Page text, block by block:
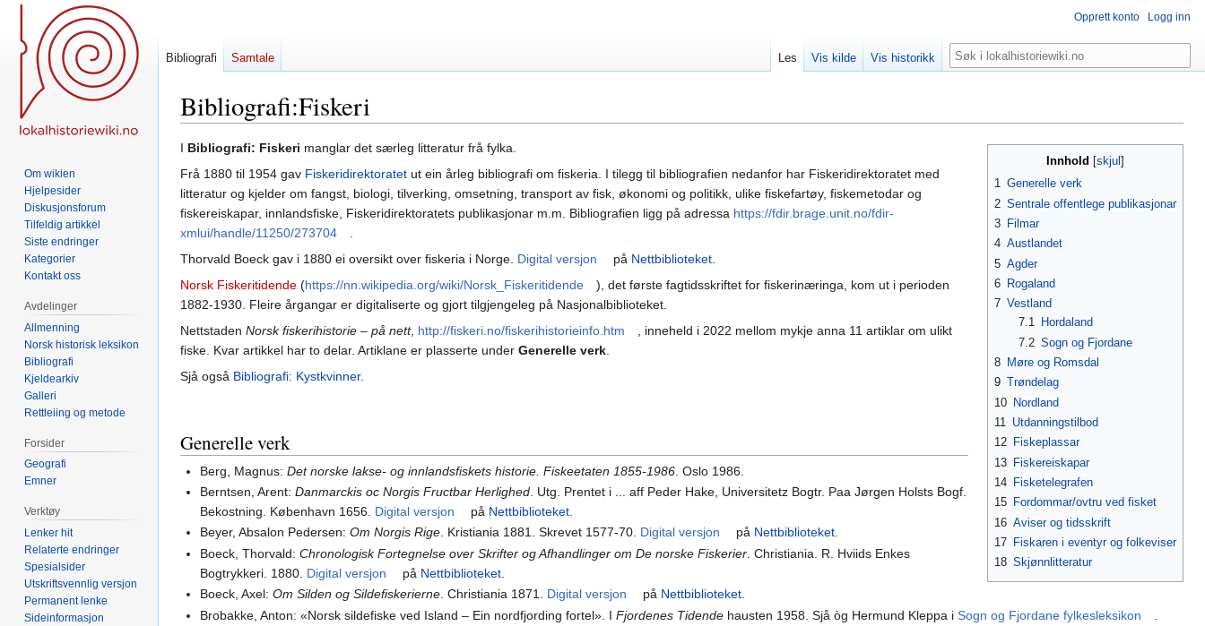
Bibliografi:Fiskeri
Hopp
til
navigering
Hopp
til
søk
Innhold
1 Generelle verk
2 Sentrale offentlege publikasjonar
3 Filmar
4 Austlandet
5 Agder
6 Rogaland
7 Vestland
7.1
Hordaland
7.2 Sogn og Fjordane
8 Møre og Romsdal
9 Trøndelag
10 Nordland
11 Utdanningstilbod
12 Fiskeplassar
13 Fiskereiskapar
14 Fisketelegrafen
15 Fordommar/ovtru ved fisket
16 Aviser og tidsskrift
17 Fiskaren i eventyr og folkeviser
18 Skjønnlitteratur
I Bibliografi: Fiskeri manglar det særleg litteratur frå fylka.
Frå 1880 til 1954 gav Fiskeridirektoratet ut ein årleg bibliografi om fiskeria. I tilegg til bibliografien nedanfor har Fiskeridirektoratet med
litteratur og kjelder om fangst, biologi, tilverking, omsetning, transport av fisk, økonomi og politikk, ulike fiskefartøy, fiskemetodar og
fiskereiskapar, innlandsfiske, Fiskeridirektoratets publikasjonar m.m. Bibliografien ligg på adressa https://fdir.brage.unit.no/fdir-
xmlui/handle/11250/273704
.
Thorvald Boeck gav i 1880 ei oversikt over fiskeria i Norge. Digital versjon på Nettbiblioteket.
Norsk Fiskeritidende (https://nn.wikipedia.org/wiki/Norsk_Fiskeritidende
), det første fagtidsskriftet for fiskerinæringa, kom ut i perioden
1882-1930. Fleire årgangar er digitaliserte og gjort tilgjengeleg på Nasjonalbiblioteket.
Nettstaden Norsk fiskerihistorie – på nett, http://fiskeri.no/fiskerihistorieinfo.htm
, inneheld i 2022 mellom mykje anna 11 artiklar om ulikt
fiske. Kvar artikkel har to delar. Artiklane er plasserte under Generelle verk.
Sjå også Bibliografi: Kystkvinner.
Generelle verk
Berg, Magnus:Det norske lakse- og innlandsfiskets historie. Fiskeetaten 1855-1986 . Oslo 1986.
Berntsen, Arent:Danmarckis oc Norgis Fructbar Herlighed . Utg. Prentet i ... aff Peder Hake, Universitetz Bogtr. Paa Jørgen Holsts Bogf.
Bekostning. København 1656. Digital versjon på Nettbiblioteket
Beyer, Absalon Pedersen:Om Norgis Rige. Kristiania 1881. Skrevet 1577-70. Digital versjon på Nettbiblioteket.
Boeck, Thorvald:Chronologisk Fortegnelse over Skrifter og Afhandlinger om De norske Fiskerier . Christiania. R. Hviids Enkes
Bogtrykkeri. 1880. Digital versjon på Nettbiblioteket
Boeck, Axel:Om Silden og Sildefiskerierne. Christiania 1871. Digital versjon på Nettbiblioteket.
Brobakke, Anton: «Norsk sildefiske ved Island – Ein nordfjording fortel». IFjordenes Tidende hausten 1958. Sjå òg Hermund Kleppa iSogn og Fjordane fylkesleksikon
Opprett konto Logg inn
Bibliografi Samtale Les Vis kilde Vis historikk Søk
Om wikien
Hjelpesider
Diskusjonsforum
Tilfeldig artikkel
Siste endringer
Kategorier
Kontakt oss
Avdelinger
Allmenning
Norsk historisk leksikon
Bibliografi
Kjeldearkiv
Galleri
Rettleiing og metode
Forsider
Geografi
Emner
Verktøy
Lenker hit
Relaterte endringer
Spesialsider
Utskriftsvennlig versjon
Permanent lenke
Sideinformasjon